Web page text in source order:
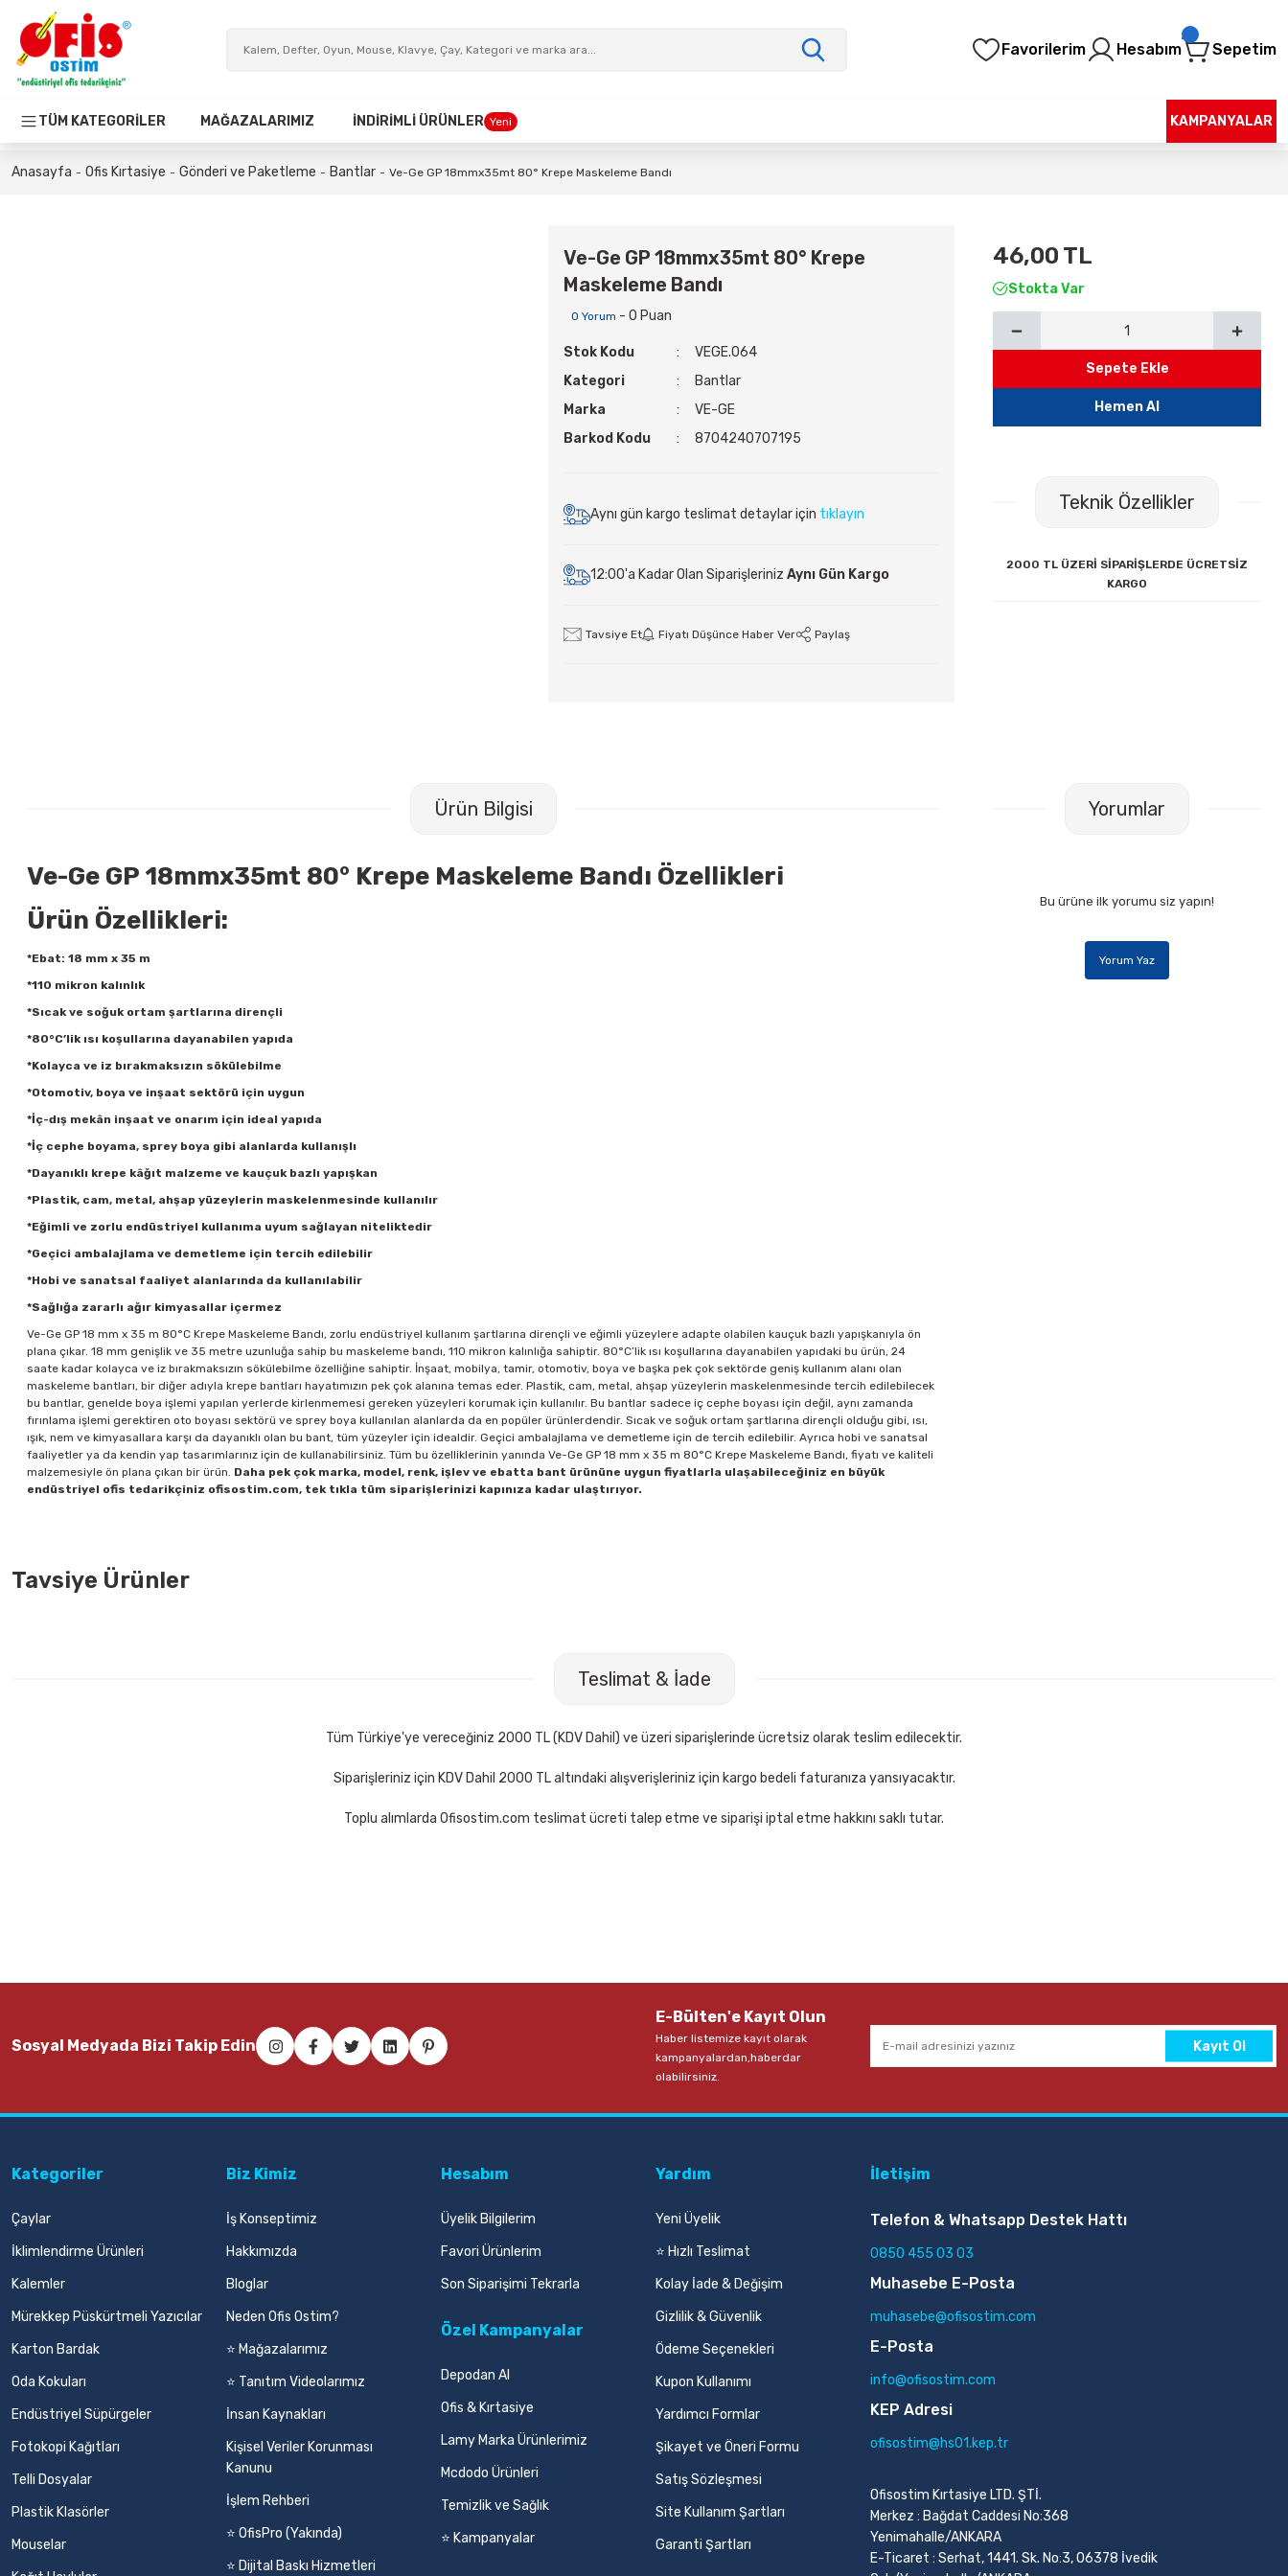
Favorilerim Hesabım Sepetim
TÜM KATEGORİLER MAĞAZALARIMIZ İNDİRİMLİ ÜRÜNLER Yeni KAMPANYALAR
Anasayfa Ofis Kırtasiye Gönderi ve Paketleme Bantlar Ve-Ge GP 18mmx35mt 80° Krepe Maskeleme Bandı
Ve-Ge GP 18mmx35mt 80° Krepe
Maskeleme Bandı
0 Yorum - 0 Puan
Stok Kodu
VEGE.064
Kategori
Bantlar
Marka
VE-GE
Barkod Kodu
8704240707195
Aynı gün kargo teslimat detaylar için tıklayın
12:00'a Kadar Olan Siparişleriniz Aynı Gün Kargo
Tavsiye Et Fiyatı Düşünce Haber Ver Paylaş
46,00 TL
Stokta Var
Sepete Ekle
Hemen Al
Teknik Özellikler
2000 TL ÜZERİ SİPARİŞLERDE ÜCRETSİZ
KARGO
Ürün Bilgisi
Ve-Ge GP 18mmx35mt 80° Krepe Maskeleme Bandı Özellikleri
Ürün Özellikleri:
*Ebat: 18 mm x 35 m
*110 mikron kalınlık
*Sıcak ve soğuk ortam şartlarına dirençli
*80°C’lik ısı koşullarına dayanabilen yapıda
*Kolayca ve iz bırakmaksızın sökülebilme
*Otomotiv, boya ve inşaat sektörü için uygun
*İç-dış mekân inşaat ve onarım için ideal yapıda
*İç cephe boyama, sprey boya gibi alanlarda kullanışlı
*Dayanıklı krepe kâğıt malzeme ve kauçuk bazlı yapışkan
*Plastik, cam, metal, ahşap yüzeylerin maskelenmesinde kullanılır
*Eğimli ve zorlu endüstriyel kullanıma uyum sağlayan niteliktedir
*Geçici ambalajlama ve demetleme için tercih edilebilir
*Hobi ve sanatsal faaliyet alanlarında da kullanılabilir
*Sağlığa zararlı ağır kimyasallar içermez
Ve-Ge GP 18 mm x 35 m 80°C Krepe Maskeleme Bandı, zorlu endüstriyel kullanım şartlarına dirençli ve eğimli yüzeylere adapte olabilen kauçuk bazlı yapışkanıyla ön
plana çıkar. 18 mm genişlik ve 35 metre uzunluğa sahip bu maskeleme bandı, 110 mikron kalınlığa sahiptir. 80°C’lik ısı koşullarına dayanabilen yapıdaki bu ürün, 24
saate kadar kolayca ve iz bırakmaksızın sökülebilme özelliğine sahiptir. İnşaat, mobilya, tamir, otomotiv, boya ve başka pek çok sektörde geniş kullanım alanı olan
maskeleme bantları, bir diğer adıyla krepe bantları hayatımızın pek çok alanına temas eder. Plastik, cam, metal, ahşap yüzeylerin maskelenmesinde tercih edilebilecek
bu bantlar, genelde boya işlemi yapılan yerlerde kirlenmemesi gereken yüzeyleri korumak için kullanılır. Bu bantlar sadece iç cephe boyası için değil, aynı zamanda
fırınlama işlemi gerektiren oto boyası sektörü ve sprey boya kullanılan alanlarda da en popüler ürünlerdendir. Sıcak ve soğuk ortam şartlarına dirençli olduğu gibi, ısı,
ışık, nem ve kimyasallara karşı da dayanıklı olan bu bant, tüm yüzeyler için idealdir. Geçici ambalajlama ve demetleme için de tercih edilebilir. Ayrıca hobi ve sanatsal
faaliyetler ya da kendin yap tasarımlarınız için de kullanabilirsiniz. Tüm bu özelliklerinin yanında Ve-Ge GP 18 mm x 35 m 80°C Krepe Maskeleme Bandı, fiyatı ve kaliteli
malzemesiyle ön plana çıkan bir ürün. Daha pek çok marka, model, renk, işlev ve ebatta bant ürününe uygun fiyatlarla ulaşabileceğiniz en büyük
endüstriyel ofis tedarikçiniz ofisostim.com, tek tıkla tüm siparişlerinizi kapınıza kadar ulaştırıyor.
Yorumlar
Bu ürüne ilk yorumu siz yapın!
Yorum Yaz
Tavsiye Ürünler
Sepete Ekle
Sepete Ekle
Mas 740 33 mt Force Kırmızı Bant Kesme Makinesi Mas 740 33 mt Force Siyah Bant Kesme Makinesi
Teslimat & İade
Tüm Türkiye'ye vereceğiniz 2000 TL (KDV Dahil) ve üzeri siparişlerinde ücretsiz olarak teslim edilecektir.
Siparişleriniz için KDV Dahil 2000 TL altındaki alışverişleriniz için kargo bedeli faturanıza yansıyacaktır.
Toplu alımlarda Ofisostim.com teslimat ücreti talep etme ve siparişi iptal etme hakkını saklı tutar.
Sosyal Medyada Bizi Takip Edin
E-Bülten'e Kayıt Olun
Haber listemize kayıt olarak
kampanyalardan,haberdar
olabilirsiniz.
Kayıt Ol
Kategoriler
Çaylar
İklimlendirme Ürünleri
Kalemler
Mürekkep Püskürtmeli Yazıcılar
Karton Bardak
Oda Kokuları
Endüstriyel Süpürgeler
Fotokopi Kağıtları
Telli Dosyalar
Plastik Klasörler
Mouselar
Biz Kimiz
İş Konseptimiz
Hakkımızda
Bloglar
Neden Ofis Ostim?
⭐ Mağazalarımız
⭐ Tanıtım Videolarımız
İnsan Kaynakları
Kişisel Veriler Korunması
Kanunu
İşlem Rehberi
⭐ OfisPro (Yakında)
⭐ Dijital Baskı Hizmetleri
Hesabım
Üyelik Bilgilerim
Favori Ürünlerim
Son Siparişimi Tekrarla
Özel Kampanyalar
Depodan Al
Ofis & Kırtasiye
Lamy Marka Ürünlerimiz
Mcdodo Ürünleri
Temizlik ve Sağlık
⭐ Kampanyalar
Yardım
Yeni Üyelik
⭐ Hızlı Teslimat
Kolay İade & Değişim
Gizlilik & Güvenlik
Ödeme Seçenekleri
Kupon Kullanımı
Yardımcı Formlar
Şikayet ve Öneri Formu
Satış Sözleşmesi
Site Kullanım Şartları
Garanti Şartları
İletişim
Telefon & Whatsapp Destek Hattı
0850 455 03 03
Muhasebe E-Posta
muhasebe@ofisostim.com
E-Posta
info@ofisostim.com
KEP Adresi
ofisostim@hs01.kep.tr
Ofisostim Kırtasiye LTD. ŞTİ.
Merkez : Bağdat Caddesi No:368
Yenimahalle/ANKARA
E-Ticaret : Serhat, 1441. Sk. No:3, 06378 İvedik